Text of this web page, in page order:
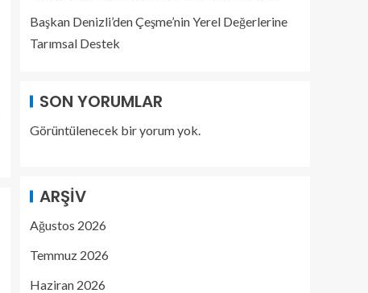
Başkan Denizli’den Çeşme’nin Yerel Değerlerine
Tarımsal Destek
SON YORUMLAR
Görüntülenecek bir yorum yok.
ARŞIV
Ağustos 2026
Temmuz 2026
Haziran 2026